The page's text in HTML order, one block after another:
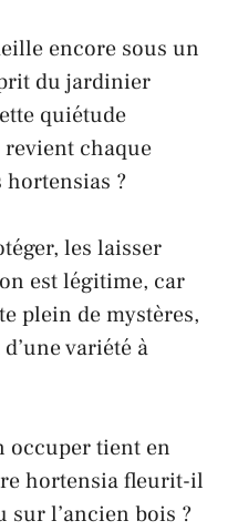
encore sous un
du jardinier
quiétude
chaque
hortensias ?
les laisser
est légitime, car
plein de mystères,
variété à
occuper tient en
hortensia fleurit-il
sur l’ancien bois ?